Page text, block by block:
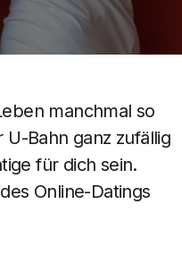
manchmal so
Bahn ganz zufällig
für dich sein.
Online-Datings